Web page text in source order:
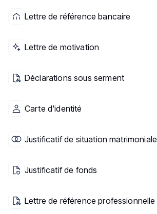
Lettre de référence bancaire
Lettre de motivation
Déclarations sous serment
Carte d'identité
Justificatif de situation matrimoniale
Justificatif de fonds
Lettre de référence professionnelle